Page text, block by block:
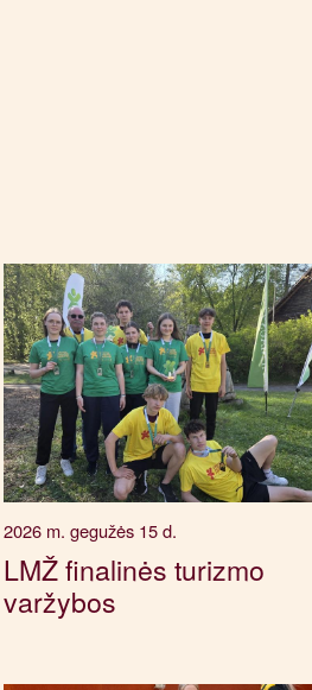
2026 m. gegužės 15 d.
LMŽ finalinės turizmo
varžybos